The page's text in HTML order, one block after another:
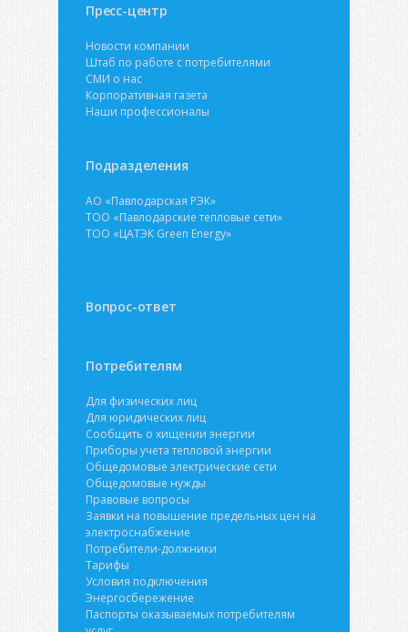
Пресс-центр
Новости компании
Штаб по работе с потребителями
СМИ о нас
Корпоративная газета
Наши профессионалы
Подразделения
АО «Павлодарская РЭК»
ТОО «Павлодарские тепловые сети»
ТОО «ЦАТЭК Green Energy»
Вопрос-ответ
Потребителям
Для физических лиц
Для юридических лиц
Сообщить о хищении энергии
Приборы учета тепловой энергии
Общедомовые электрические сети
Общедомовые нужды
Правовые вопросы
Заявки на повышение предельных цен на
электроснабжение
Потребители-должники
Тарифы
Условия подключения
Энергосбережение
Паспорты оказываемых потребителям